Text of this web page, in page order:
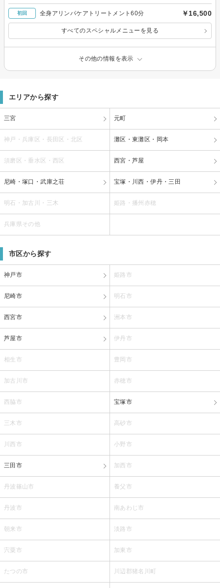
初回 全身アリンパケアトリートメント60分 ￥16,500
すべてのスペシャルメニューを見る
その他の情報を表示
エリアから探す
三宮 元町
神戸・兵庫区・長田区・北区 灘区・東灘区・岡本
須磨区・垂水区・西区 西宮・芦屋
尼崎・塚口・武庫之荘 宝塚・川西・伊丹・三田
明石・加古川・三木 姫路・播州赤穂
兵庫県その他
市区から探す
神戸市 姫路市
尼崎市 明石市
西宮市 洲本市
芦屋市 伊丹市
相生市 豊岡市
加古川市 赤穂市
西脇市 宝塚市
三木市 高砂市
川西市 小野市
三田市 加西市
丹波篠山市 養父市
丹波市 南あわじ市
朝来市 淡路市
宍粟市 加東市
たつの市 川辺郡猪名川町